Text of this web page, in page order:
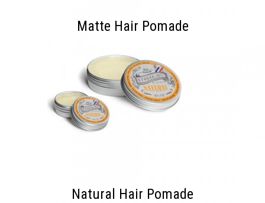
Matte Hair Pomade
Natural Hair Pomade